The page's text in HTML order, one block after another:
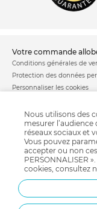
votre commande
Conditions générales de
Protection des données
Personnaliser les cookies
Modes de livraison
Moyens de paiement
Garantie stock & produit
Satisfait ou remboursé
allobébé vous
Nos labels
Nos licences
Nous utilisons des
mesurer
réseaux sociaux et
Vous pouvez
accepter ou non
PERSONNALISER
cookies, consultez